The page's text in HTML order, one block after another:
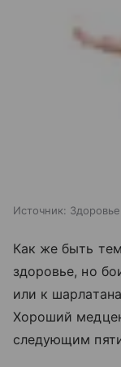
Источник:
Как же быть
здоровье, но
или к
Хороший
следующим